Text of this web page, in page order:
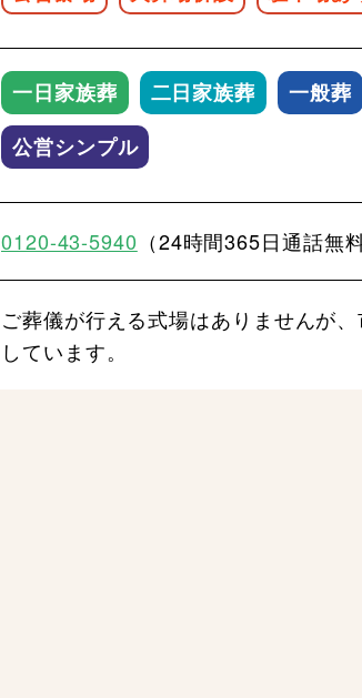
一日家族葬 二日家族葬 一般葬
公営シンプル
0120-43-5940 （24時間365日通話無料
ご葬儀が行える式場はありませんが
しています。